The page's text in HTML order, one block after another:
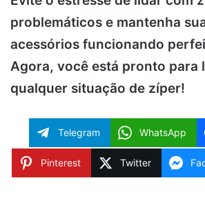
problemáticos e mantenha
acessórios funcionando
Agora, você está pronto para
qualquer situação de zíper!
Telegram WhatsApp
Pinterest Twitter